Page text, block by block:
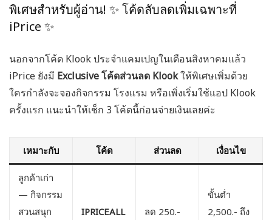
พิเศษสำหรับผู้อ่าน! ✨ โค้ดลับลดเพิ่มเฉพาะที่
iPrice ✨
นอกจากโค้ด Klook ประจำแคมเปญในเดือนสิงหาคมแล้ว
iPrice ยังมี Exclusive โค้ดส่วนลด Klookให้พิเศษเพิ่มด้วย
ใครกำลังจะจองกิจกรรม โรงแรม หรือเพิ่งเริ่มใช้แอป Klook
ครั้งแรก แนะนำให้เช็ก 3 โค้ดนี้ก่อนจ่ายเงินเลยค่ะ
เหมาะกับ โค้ด ส่วนลด เงื่อนไข
ลูกค้าเก่า
— กิจกรรม
สวนสนุก
IPRICEALL ลด 250.-
ขั้นต่ำ
2,500.- ถึง